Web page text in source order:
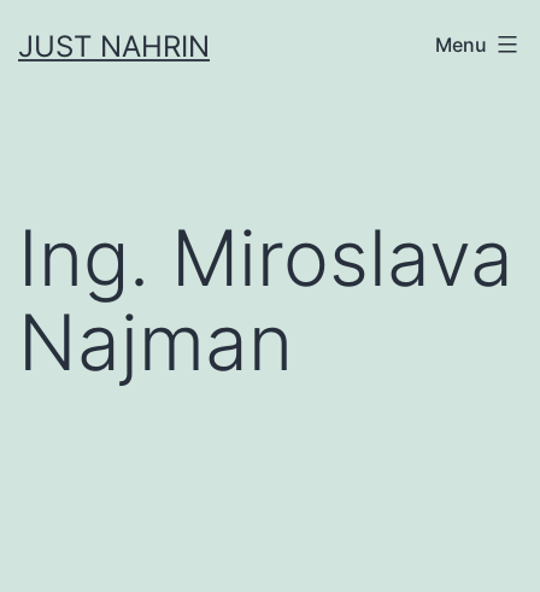
JUST NAHRIN Menu
Ing. Miroslava
Najman